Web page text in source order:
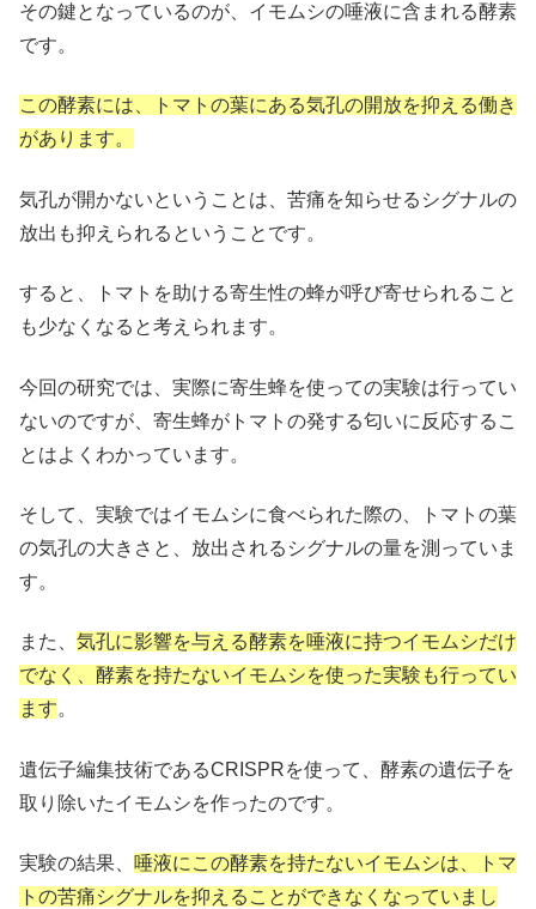
その鍵となっているのが、イモムシの唾液に含まれる酵素
です。
この酵素には、トマトの葉にある気孔の開放を抑える働き
があります。
気孔が開かないということは、苦痛を知らせるシグナルの
放出も抑えられるということです。
すると、トマトを助ける寄生性の蜂が呼び寄せられること
も少なくなると考えられます。
今回の研究では、実際に寄生蜂を使っての実験は行ってい
ないのですが、寄生蜂がトマトの発する匂いに反応するこ
とはよくわかっています。
そして、実験ではイモムシに食べられた際の、トマトの葉
の気孔の大きさと、放出されるシグナルの量を測っていま
す。
また、 気孔に影響を与える酵素を唾液に持つイモムシだけ
でなく、酵素を持たないイモムシを使った実験も行ってい
ます。
遺伝子編集技術であるCRISPRを使って、酵素の遺伝子を
取り除いたイモムシを作ったのです。
実験の結果、 唾液にこの酵素を持たないイモムシは、トマ
トの苦痛シグナルを抑えることができなくなっていまし